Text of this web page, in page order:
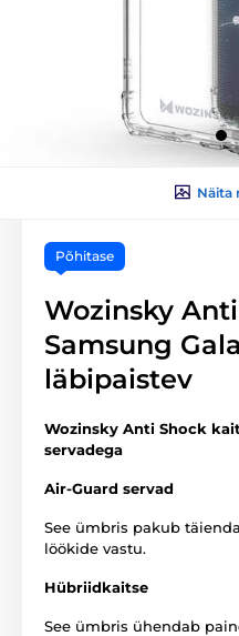
Näita
Põhitase
Wozinsky
Samsung
läbipaistev
Wozinsky Anti Shock
servadega
Air-Guard servad
See ümbris pakub
löökide vastu.
Hübriidkaitse
See ümbris ühendab